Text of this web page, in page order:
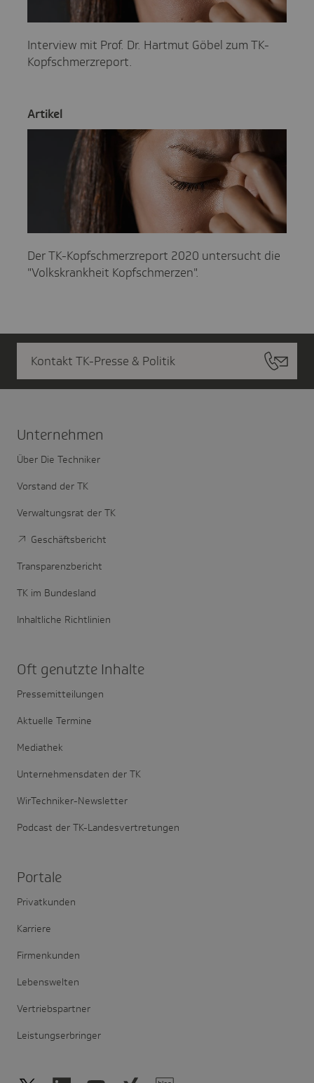
Interview mit Prof. Dr. Hartmut Göbel zum TK-
Kopfschmerzreport.
Artikel
Der TK-Kopfschmerzreport 2020 untersucht die
"Volkskrankheit Kopfschmerzen".
Kontakt TK-Presse & Politik
Unter­nehmen
Über Die Techniker
Vorstand der TK
Verwaltungsrat der TK
Geschäftsbericht
Transparenzbericht
TK im Bundesland
Inhaltliche Richtlinien
Oft genutzte Inhalte
Pressemitteilungen
Aktuelle Termine
Mediathek
Unternehmensdaten der TK
WirTechniker-Newsletter
Podcast der TK-Landesvertretungen
Portale
Privatkunden
Karriere
Firmenkunden
Lebenswelten
Vertriebspartner
Leistungserbringer